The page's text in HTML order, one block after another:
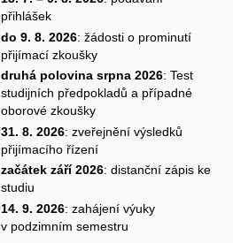
přihlášek
do 9. 8. 2026: žádosti o prominutí
přijímací zkoušky
druhá polovina srpna 2026: Test
studijních předpokladů a případné
oborové zkoušky
31. 8. 2026: zveřejnění výsledků
přijímacího řízení
začátek září 2026: distanční zápis ke
studiu
14. 9. 2026: zahájení výuky
v podzimním semestru